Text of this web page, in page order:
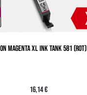
MAGENTA XL INK TANK 581 (ROT)
16,14 €